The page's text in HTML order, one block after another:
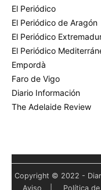
El Periódico
El Periódico de Aragón
El Periódico
El Periódico
Empordà
Faro de Vigo
Diario Información
The Adelaide Review
Copyright © 2022 -
Aviso
Política